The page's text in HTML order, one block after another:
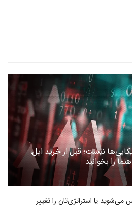
نیست؛ قبل از خرید اپل،
می‌شوید یا استراتژی‌تان را تغییر